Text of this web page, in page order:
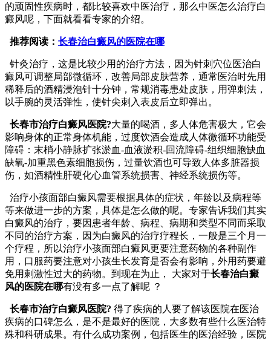
的顽固性疾病时，都比较喜欢中医治疗，那么中医怎么治疗白
癜风呢，下面就看看专家的介绍。
推荐阅读： 长春治白癜风的医院在哪
针灸治疗，这是比较少用的治疗方法，因为针刺穴位医治白
癜风可调整局部微循环，改善局部皮肤营养，通常医治时先用
稀释后的酒精浸泡针十分钟，常规消毒患处皮肤，用弹刺法，
以手腕的灵活弹性，使针尖刺入表皮后立即弹出。
长春市治疗白癜风医院?大量的喝酒，多人体危害极大，它会
影响身体的正常身体机能，过度饮酒会造成人体微循环功能受
障碍：末梢小静脉扩张淤血-血液淤积-回流障碍-组织细胞缺血
缺氧-加重黑色素细胞损伤，过量饮酒也可导致人体多脏器损
伤，如酒精性肝硬化心血管系统损害、神经系统损伤等。
治疗小孩面部白癜风需要根据具体的症状，年龄以及病程等
等来做进一步的方案，具体是怎么做的呢。专家告诉我们其实
白癜风的治疗，要因患者年龄、病程、病期和类型不同而采取
不同的治疗方案，因为白癜风的治疗疗程长，一般是三个月一
个疗程，所以治疗小孩面部白癜风更要注意药物的各种副作
用，口服药要注意对小孩生长发育是否会有影响，外用药要避
免用剌激性过大的药物。到现在为止， 大家对于长春治白癜
风的医院在哪有没有多一点了解呢 ？
长春市治疗白癜风医院? 得了疾病的人要了解该医院在医治
疾病的口碑怎么，是不是最好的医院，大多数有些什么医治特
殊和科研成果。有什么成功案例，包括医生的医治经验，医院